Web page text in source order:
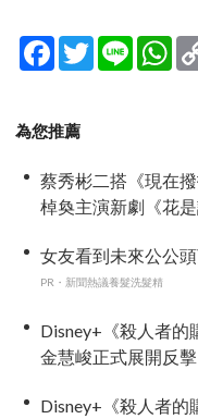
Facebook
TwitterLine
為您推薦
蔡秀彬二搭《現在
棹奐主演新劇《花
女友看到未來公公
PR・新聞熱議養髮洗髮精
Disney+《殺人者的
金慧峻正式展開反
Disney+《殺人者的